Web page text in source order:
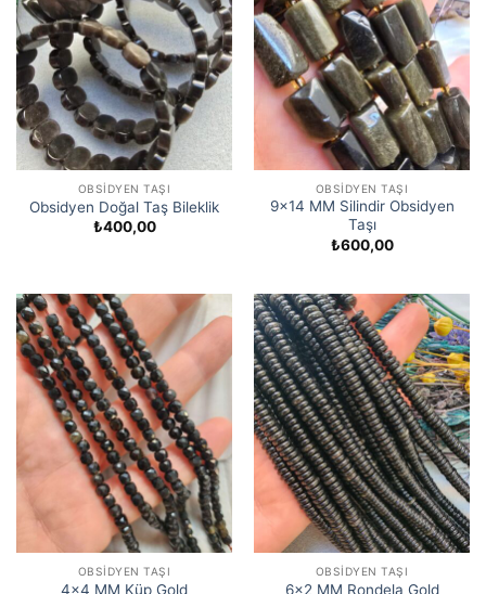
OBSIDYEN TAŞI
Obsidyen Doğal Taş Bileklik
₺400,00
OBSIDYEN TAŞI
9×14 MM Silindir Obsidyen
Taşı
₺600,00
OBSIDYEN TAŞI
4×4 MM Küp Gold
OBSIDYEN TAŞI
6×2 MM Rondela Gold